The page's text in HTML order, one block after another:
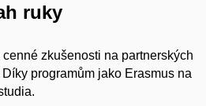
ruky
zkušenosti na partnerských
programům jako Erasmus na